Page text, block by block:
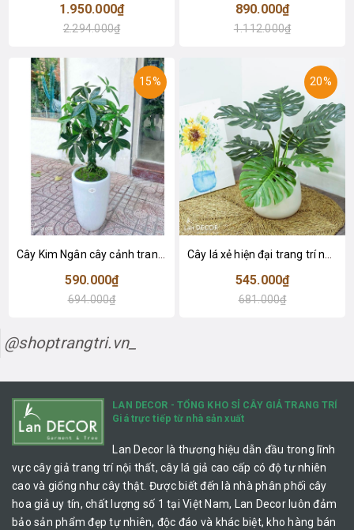
1.950.000₫
2.294.000₫
890.000₫
1.112.000₫
15%
590.000₫
694.000₫
20%
545.000₫
681.000₫
@shoptrangtri.vn_
LAN DECOR - TỔNG KHO SỈ CÂY GIẢ TRANG TRÍ
Giá trực tiếp từ nhà sản xuất
Lan Decor là thương hiệu dẫn đầu trong lĩnh
vực cây giả trang trí nội thất, cây lá giả cao cấp có độ tự nhiên
cao và giống như cây thật. Được biết đến là nhà phân phối cây
hoa giả uy tín, chất lượng số 1 tại Việt Nam, Lan Decor luôn đảm
bảo sản phẩm đẹp tự nhiên, độc đáo và khác biệt, kho hàng bán